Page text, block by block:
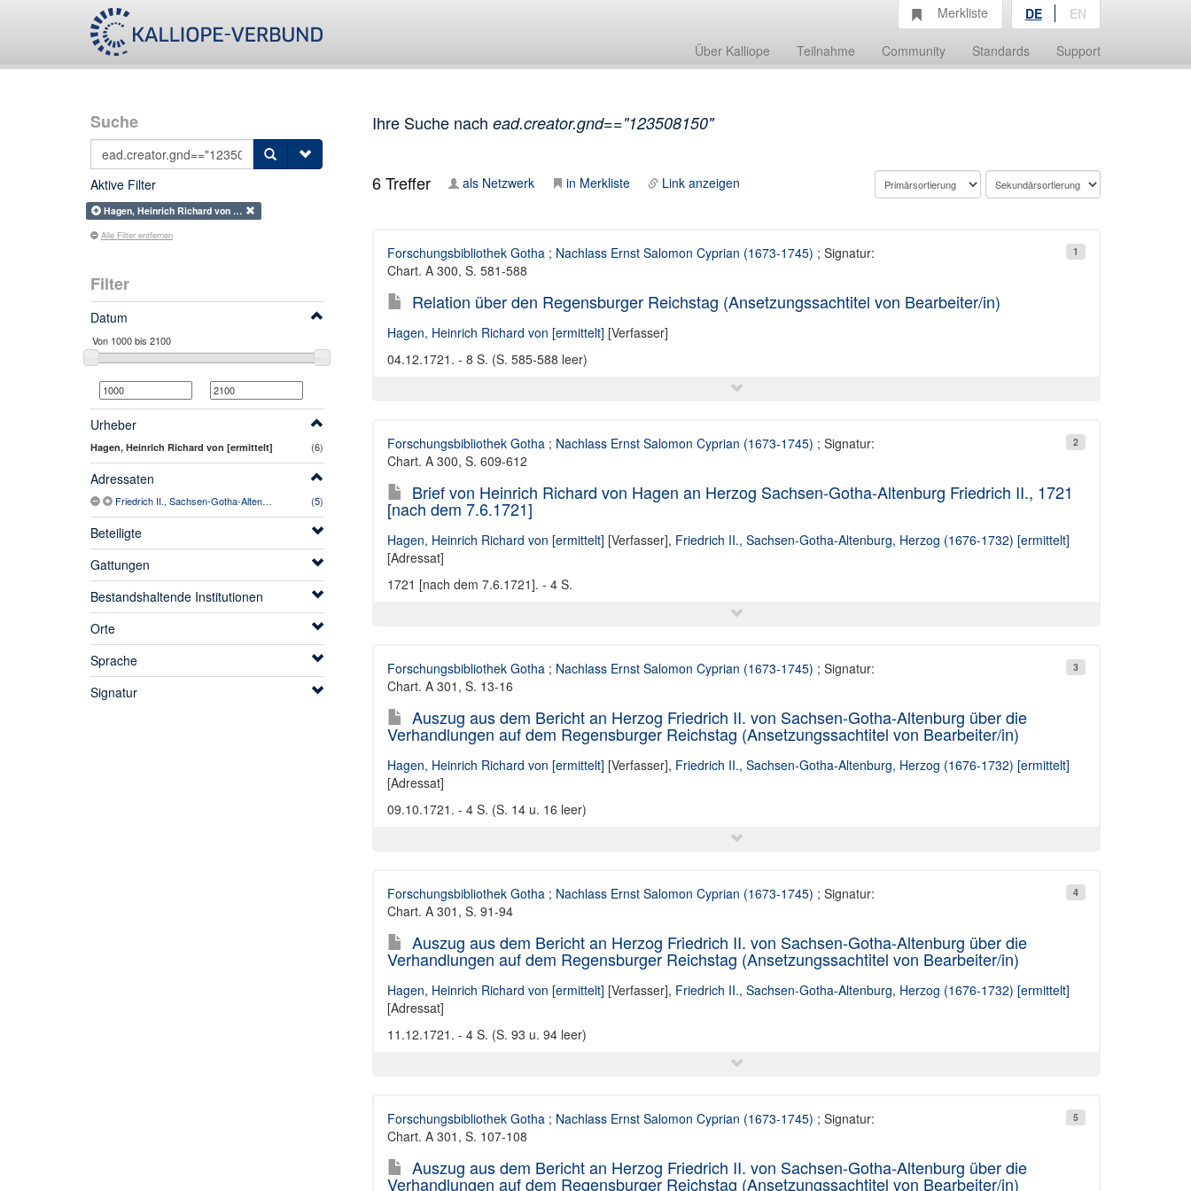
Über Kalliope Teilnahme Community Standards Support
Merkliste DE EN
Suche
Aktive Filter
Hagen, Heinrich Richard von …
Alle Filter entfernen
Filter
Datum
Urheber
Hagen, Heinrich Richard von [ermittelt] (6)
Adressaten
Friedrich II., Sachsen-Gotha-Altenburg, Herzog (1676-1732) [ermittelt] (5)
Beteiligte
Gattungen
Bestandshaltende Institutionen
Orte
Sprache
Signatur
Ihre Suche nach ead.creator.gnd=="123508150"
6Treffer als Netzwerk in Merkliste Link anzeigen
1
Forschungsbibliothek Gotha; Nachlass Ernst Salomon Cyprian (1673-1745) ; Signatur:
Chart. A 300, S. 581-588
Relation über den Regensburger Reichstag (Ansetzungssachtitel von Bearbeiter/in)
Hagen, Heinrich Richard von [ermittelt] [Verfasser]
04.12.1721. - 8 S. (S. 585-588 leer)
2
Forschungsbibliothek Gotha; Nachlass Ernst Salomon Cyprian (1673-1745) ; Signatur:
Chart. A 300, S. 609-612
Brief von Heinrich Richard von Hagen an Herzog Sachsen-Gotha-Altenburg Friedrich II., 1721
[nach dem 7.6.1721]
Hagen, Heinrich Richard von [ermittelt] [Verfasser], Friedrich II., Sachsen-Gotha-Altenburg, Herzog (1676-1732) [ermittelt]
[Adressat]
1721 [nach dem 7.6.1721]. - 4 S.
3
Forschungsbibliothek Gotha; Nachlass Ernst Salomon Cyprian (1673-1745) ; Signatur:
Chart. A 301, S. 13-16
Auszug aus dem Bericht an Herzog Friedrich II. von Sachsen-Gotha-Altenburg über die
Verhandlungen auf dem Regensburger Reichstag (Ansetzungssachtitel von Bearbeiter/in)
Hagen, Heinrich Richard von [ermittelt] [Verfasser], Friedrich II., Sachsen-Gotha-Altenburg, Herzog (1676-1732) [ermittelt]
[Adressat]
09.10.1721. - 4 S. (S. 14 u. 16 leer)
4
Forschungsbibliothek Gotha; Nachlass Ernst Salomon Cyprian (1673-1745) ; Signatur:
Chart. A 301, S. 91-94
Auszug aus dem Bericht an Herzog Friedrich II. von Sachsen-Gotha-Altenburg über die
Verhandlungen auf dem Regensburger Reichstag (Ansetzungssachtitel von Bearbeiter/in)
Hagen, Heinrich Richard von [ermittelt] [Verfasser], Friedrich II., Sachsen-Gotha-Altenburg, Herzog (1676-1732) [ermittelt]
[Adressat]
11.12.1721. - 4 S. (S. 93 u. 94 leer)
5
Forschungsbibliothek Gotha; Nachlass Ernst Salomon Cyprian (1673-1745) ; Signatur:
Chart. A 301, S. 107-108
Auszug aus dem Bericht an Herzog Friedrich II. von Sachsen-Gotha-Altenburg über die
Verhandlungen auf dem Regensburger Reichstag (Ansetzungssachtitel von Bearbeiter/in)